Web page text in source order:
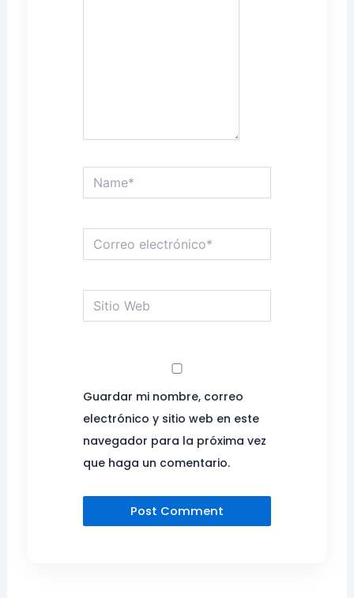
electrónico*
Web
Guardar mi nombre, correo
electrónico y sitio web en este
navegador para la próxima vez
que haga un comentario.